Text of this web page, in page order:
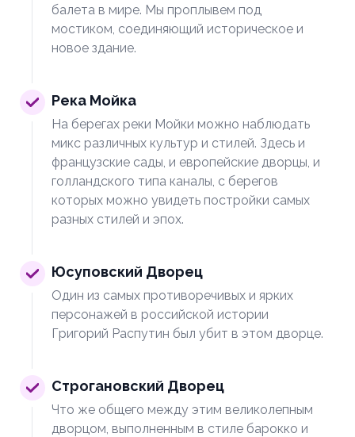
балета в мире. Мы проплывем под
мостиком, соединяющий историческое и
новое здание.
Река Мойка
На берегах реки Мойки можно наблюдать
микс различных культур и стилей. Здесь и
французские сады, и европейские дворцы, и
голландского типа каналы, с берегов
которых можно увидеть постройки самых
разных стилей и эпох.
Юсуповский Дворец
Один из самых противоречивых и ярких
персонажей в российской истории
Григорий Распутин был убит в этом дворце.
Строгановский Дворец
Что же общего между этим великолепным
дворцом, выполненным в стиле барокко и